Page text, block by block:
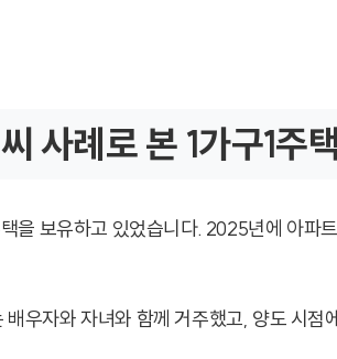
사례로 본 1가구1주
을 보유하고 있었습니다. 2025년에 아파
우자와 자녀와 함께 거주했고, 양도 시점